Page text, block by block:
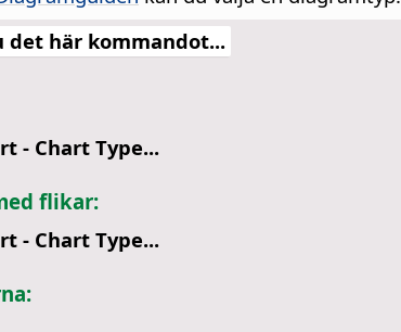
det här kommandot...
- Chart Type...
flikar:
- Chart Type...